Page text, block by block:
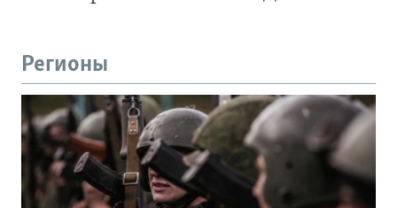
Регионы